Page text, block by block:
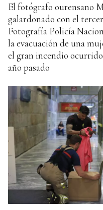
El fotógrafo ourensano
galardonado con el
Fotografía Policía
la evacuación de una
el gran incendio
año pasado